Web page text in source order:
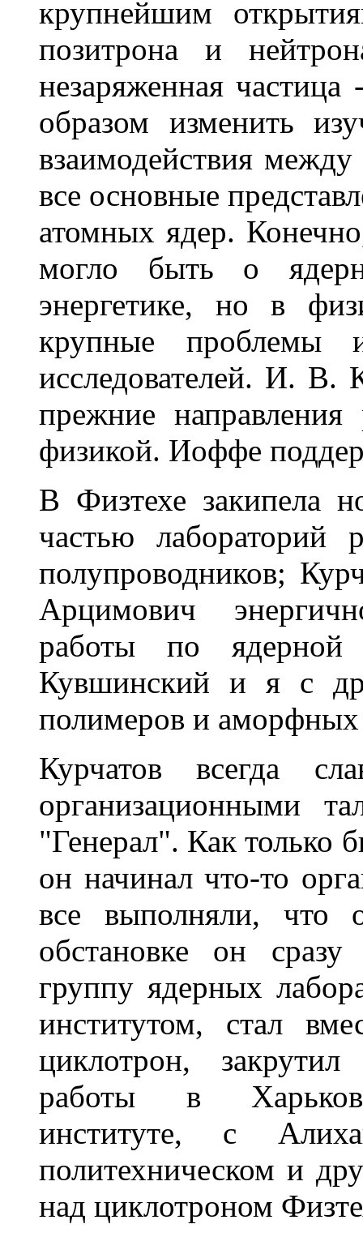
крупнейшим
позитрона и
незаряженная
образом изменить
взаимодействия
все основные
атомных ядер.
могло быть о
энергетике, но в
крупные проблемы
исследователей. И. В.
прежние
физикой. Иоффе
В Физтехе закипела
частью лабораторий
полупроводников;
Арцимович
работы по ядерной
Кувшинский и я с
полимеров и аморфных
Курчатов всегда
организационными
"Генерал". Как только
он начинал что-то
все выполняли,
обстановке он
группу ядерных
институтом, стал
циклотрон,
работы в
институте, с
политехническом и
над циклотроном